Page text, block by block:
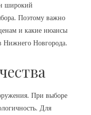
широкий
Поэтому важно
и какие нюансы
Нижнего Новгорода.
При выборе
Для